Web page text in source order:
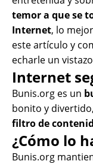
temor a que se
Internet, lo
este artículo y
echarle un
Internet
Bunis.org es un
bonito y
filtro de
¿Cómo lo
Bunis.org